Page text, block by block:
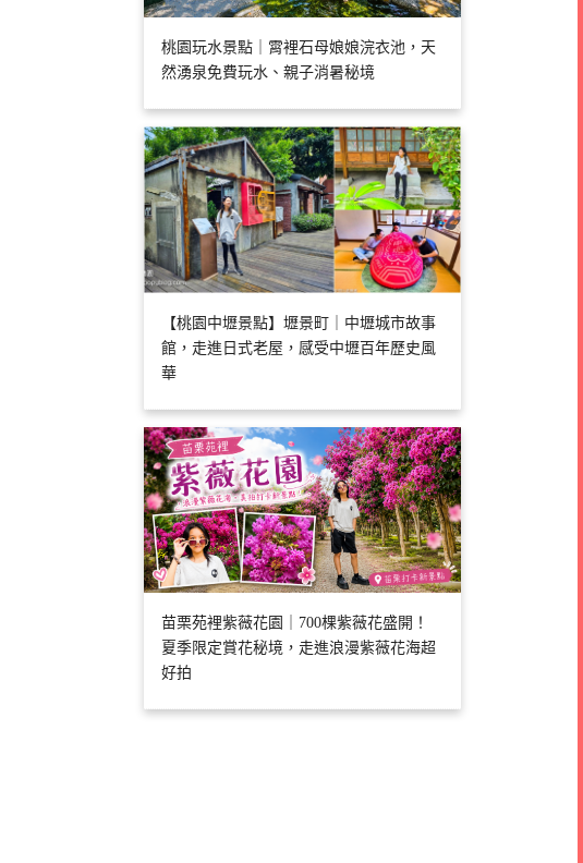
桃園玩水景點｜霄裡石母娘娘浣衣池，天
然湧泉免費玩水、親子消暑秘境
【桃園中壢景點】壢景町｜中壢城市故事
館，走進日式老屋，感受中壢百年歷史風
華
苗栗苑裡紫薇花園｜700棵紫薇花盛開！
夏季限定賞花秘境，走進浪漫紫薇花海超
好拍